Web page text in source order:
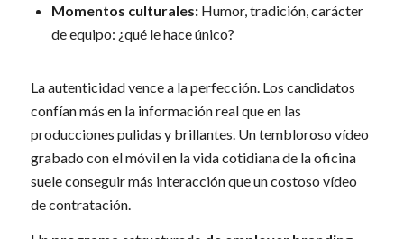
Momentos culturales:Humor, tradición, carácter
de equipo: ¿qué le hace único?
La autenticidad vence a la perfección. Los candidatos
confían más en la información real que en las
producciones pulidas y brillantes. Un tembloroso vídeo
grabado con el móvil en la vida cotidiana de la oficina
suele conseguir más interacción que un costoso vídeo
de contratación.